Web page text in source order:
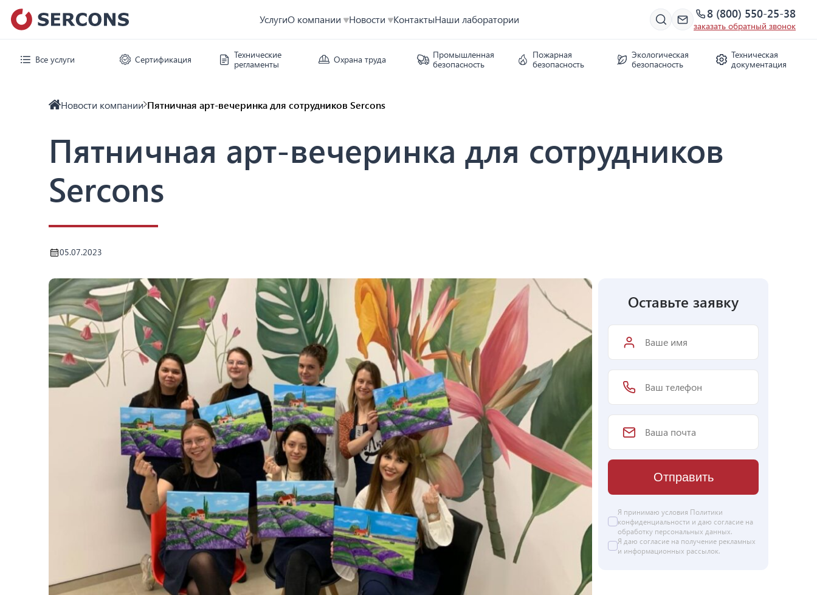
УслугиО компании Новости КонтактыНаши лаборатории 8 (800) 550-25-38
заказать обратный звонок
Все услуги Сертификация
Технические
регламенты
Охрана труда
Промышленная
безопасность
Пожарная
безопасность
Экологическая
безопасность
Техническая
документация
Новости компании Пятничная арт-вечеринка для сотрудников Sercons
Пятничная арт-вечеринка для сотрудников
Sercons
05.07.2023
Оставьте заявку
Отправить
Я принимаю условия Политики
конфиденциальности и даю согласие на
обработку персональных данных.
Я даю согласие на получение рекламных
и информационных рассылок.